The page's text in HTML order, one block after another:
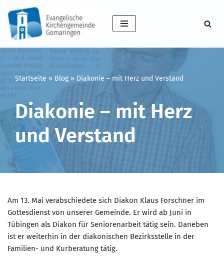
Zum
Inhalt
springen
Startseite » Blog » Diakonie – mit Herz und Verstand
Diakonie – mit Herz
und Verstand
Am 13. Mai verabschiedete sich Diakon Klaus Forschner im
Gottesdienst von unserer Gemeinde. Er wird ab Juni in
Tübingen als Diakon für Seniorenarbeit tätig sein. Daneben
ist er weiterhin in der diakonischen Bezirksstelle in der
Familien- und Kurberatung tätig.